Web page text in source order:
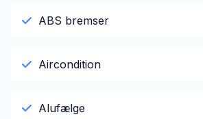
ABS bremser
Aircondition
Alufælge